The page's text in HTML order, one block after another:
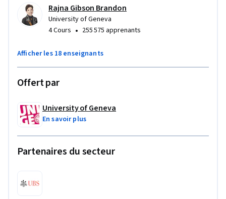
Rajna Gibson Brandon
University of Geneva
4 Cours • 255 575 apprenants
Afficher les 18 enseignants
Offert par
University of Geneva
En savoir plus
Partenaires du secteur